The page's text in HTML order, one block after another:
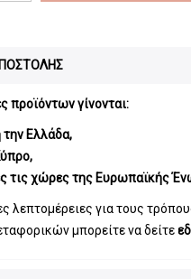
προϊόντων γίνονται:
την Ελλάδα,
τις χώρες της Ευρωπαϊκής
λεπτομέρειες για τους
μπορείτε να δείτε